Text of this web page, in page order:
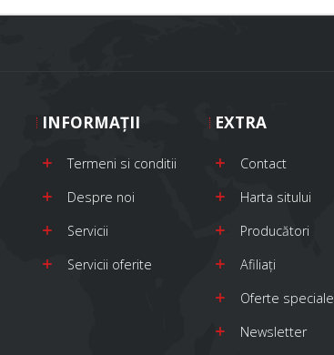
INFORMAŢII
Termeni si conditii
Despre noi
Servicii
Servicii oferite
EXTRA
Contact
Harta sitului
Producători
Afiliaţi
Oferte speciale
Newsletter